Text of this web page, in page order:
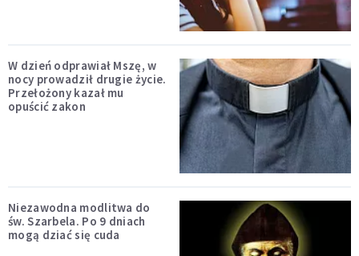
W dzień odprawiał Mszę, w
nocy prowadził drugie życie.
Przełożony kazał mu
opuścić zakon
Niezawodna modlitwa do
św. Szarbela. Po 9 dniach
mogą dziać się cuda